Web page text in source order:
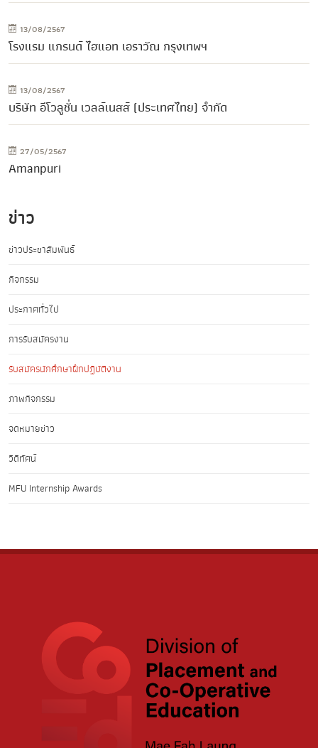
13/08/2567
โรงแรม แกรนด์ ไฮแอท เอราวัณ กรุงเทพฯ
13/08/2567
บริษัท อีโวลูชั่น เวลล์เนสส์ (ประเทศไทย) จำกัด
27/05/2567
Amanpuri
ข่าว
ข่าวประชาสัมพันธ์
กิจกรรม
ประกาศทั่วไป
การรับสมัครงาน
รับสมัครนักศึกษาฝึกปฏิบัติงาน
ภาพกิจกรรม
จดหมายข่าว
วิดีทัศน์
MFU Internship Awards